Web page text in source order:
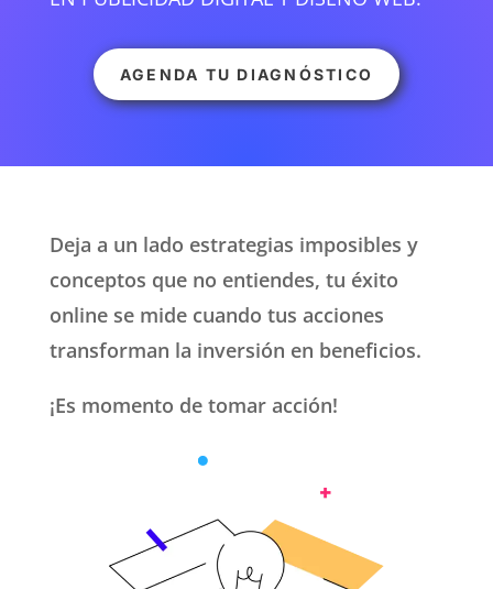
AGENDA TU DIAGNÓSTICO
Deja a un lado estrategias imposibles y
conceptos que no entiendes, tu éxito
online se mide cuando tus acciones
transforman la inversión en beneficios.
¡Es momento de tomar acción!